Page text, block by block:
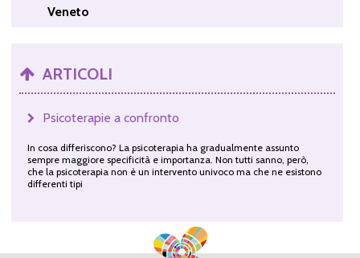
Veneto
ARTICOLI
Psicoterapie a confronto
In cosa differiscono? La psicoterapia ha gradualmente assunto
sempre maggiore specificità e importanza. Non tutti sanno, però,
che la psicoterapia non è un intervento univoco ma che ne esistono
differenti tipi